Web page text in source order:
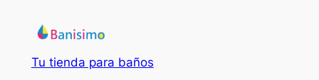
Tu tienda para baños